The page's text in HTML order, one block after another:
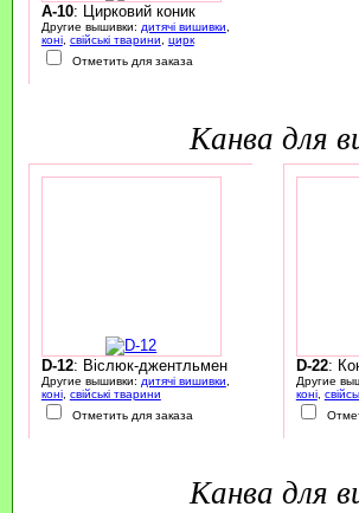
A-10: Цирковий коник
Другие вышивки: дитячі вишивки
коні, свійські тварини
цирк
Отметить для заказа
канва для
D-12: Віслюк-джентльмен
Другие вышивки: дитячі вишивки
коні, свійські тварини
Отметить для заказа
D-22:
Другие
коні,
канва для